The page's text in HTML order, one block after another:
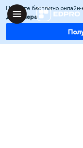
Получите бесплатно онлайн-
дизайнера